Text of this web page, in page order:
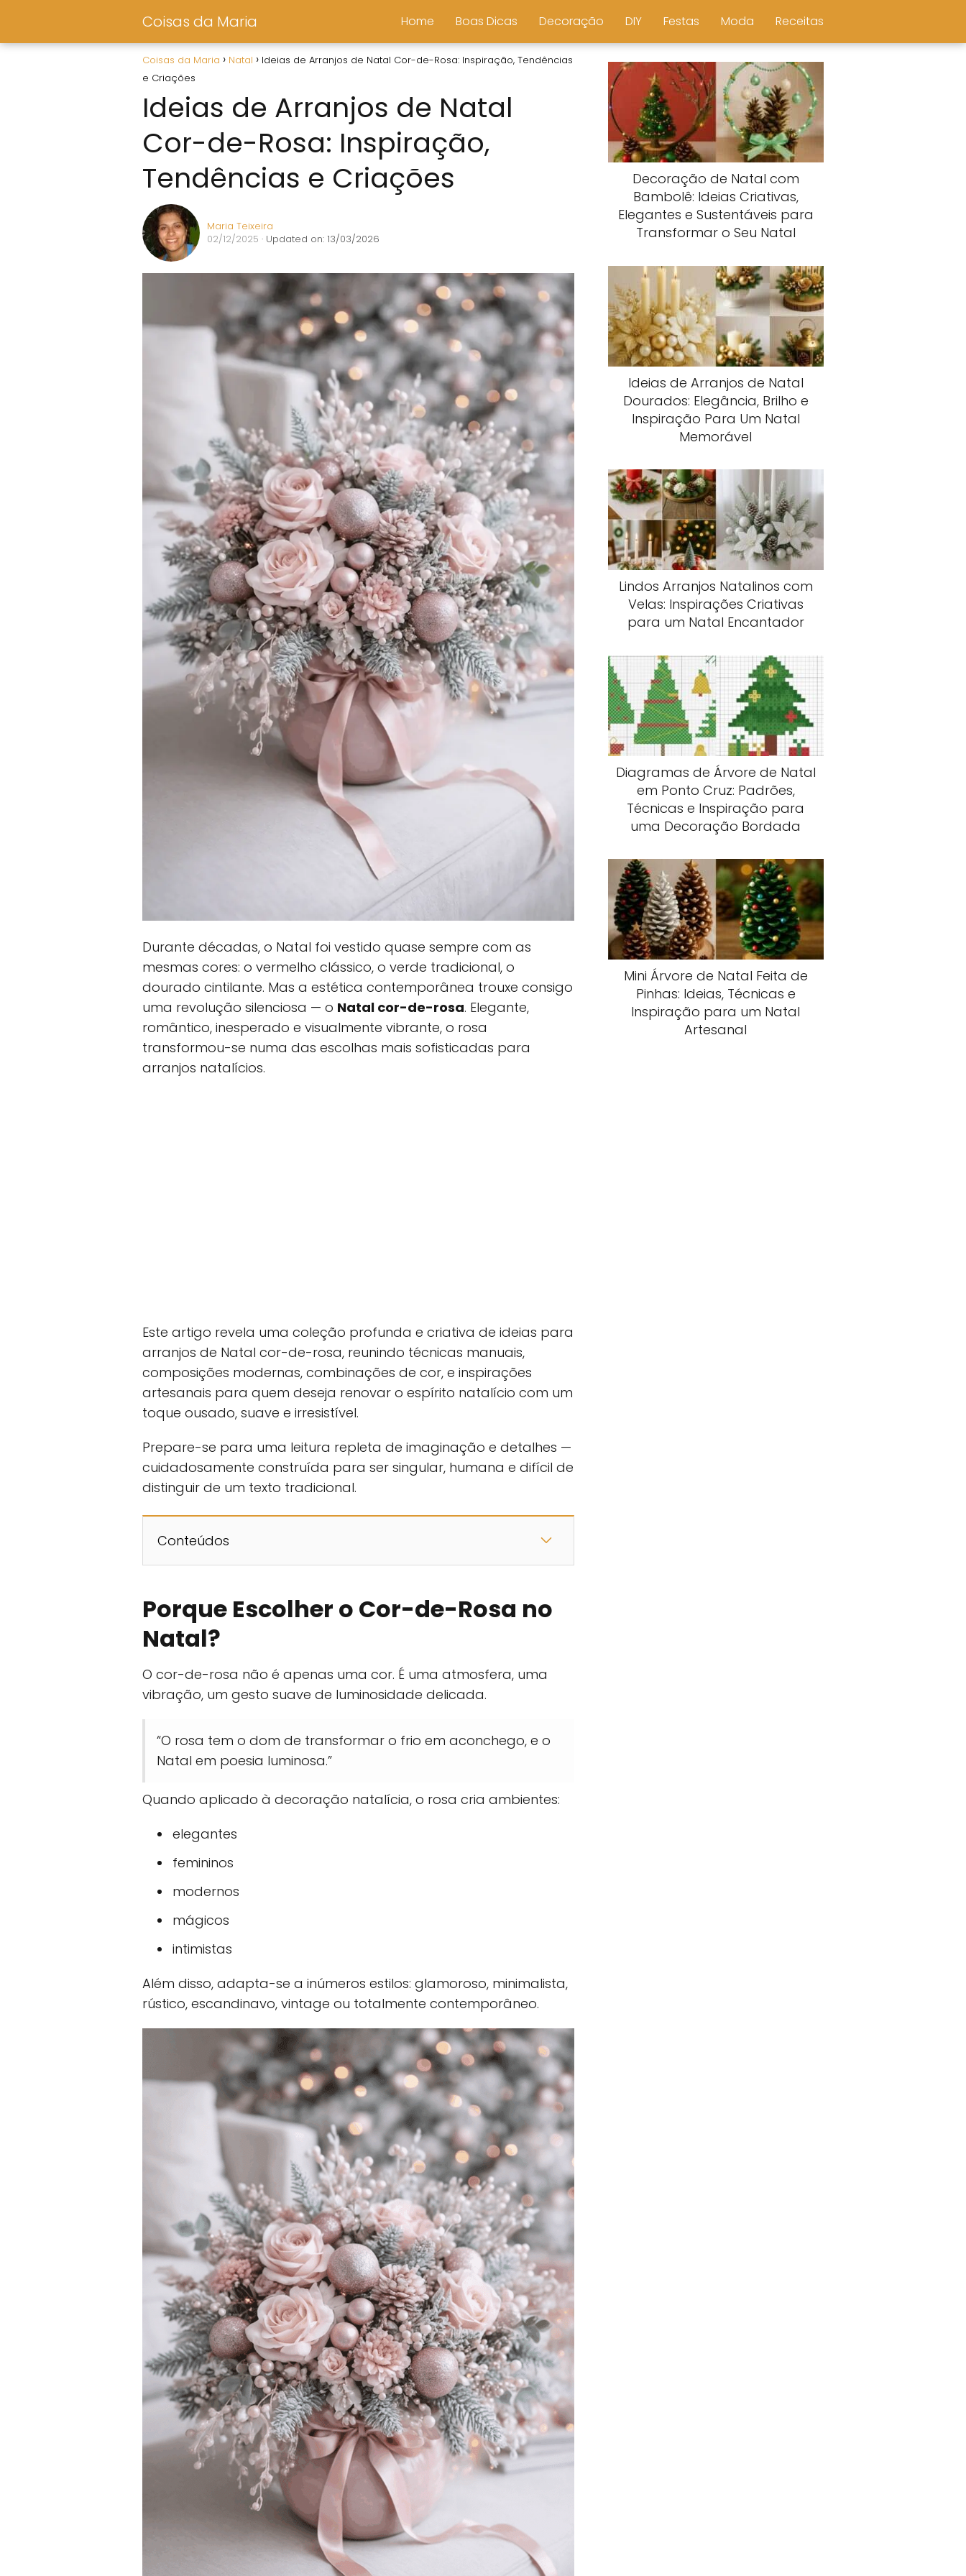
Coisas da Maria Home Boas Dicas Decoração DIY Festas Moda Receitas
Coisas da Maria Natal
Ideias de Arranjos de Natal Cor-de-Rosa: Inspiração, Tendências
e Criações
Ideias de Arranjos de Natal
Cor-de-Rosa: Inspiração,
Tendências e Criações
Maria Teixeira
02/12/2025 · Updated on: 13/03/2026
Durante décadas, o Natal foi vestido quase sempre com as
mesmas cores: o vermelho clássico, o verde tradicional, o
dourado cintilante. Mas a estética contemporânea trouxe consigo
uma revolução silenciosa — o Natal cor-de-rosa. Elegante,
romântico, inesperado e visualmente vibrante, o rosa
transformou-se numa das escolhas mais sofisticadas para
arranjos natalícios.
Este artigo revela uma coleção profunda e criativa de ideias para
arranjos de Natal cor-de-rosa, reunindo técnicas manuais,
composições modernas, combinações de cor, e inspirações
artesanais para quem deseja renovar o espírito natalício com um
toque ousado, suave e irresistível.
Prepare-se para uma leitura repleta de imaginação e detalhes —
cuidadosamente construída para ser singular, humana e difícil de
distinguir de um texto tradicional.
Conteúdos
Porque Escolher o Cor-de-Rosa no
Natal?
O cor-de-rosa não é apenas uma cor. É uma atmosfera, uma
vibração, um gesto suave de luminosidade delicada.
“O rosa tem o dom de transformar o frio em aconchego, e o
Natal em poesia luminosa.”
Quando aplicado à decoração natalícia, o rosa cria ambientes:
elegantes
femininos
modernos
mágicos
intimistas
Além disso, adapta-se a inúmeros estilos: glamoroso, minimalista,
rústico, escandinavo, vintage ou totalmente contemporâneo.
Decoração de Natal com
Bambolê: Ideias Criativas,
Elegantes e Sustentáveis para
Transformar o Seu Natal
Ideias de Arranjos de Natal
Dourados: Elegância, Brilho e
Inspiração Para Um Natal
Memorável
Lindos Arranjos Natalinos com
Velas: Inspirações Criativas
para um Natal Encantador
Diagramas de Árvore de Natal
em Ponto Cruz: Padrões,
Técnicas e Inspiração para
uma Decoração Bordada
Mini Árvore de Natal Feita de
Pinhas: Ideias, Técnicas e
Inspiração para um Natal
Artesanal